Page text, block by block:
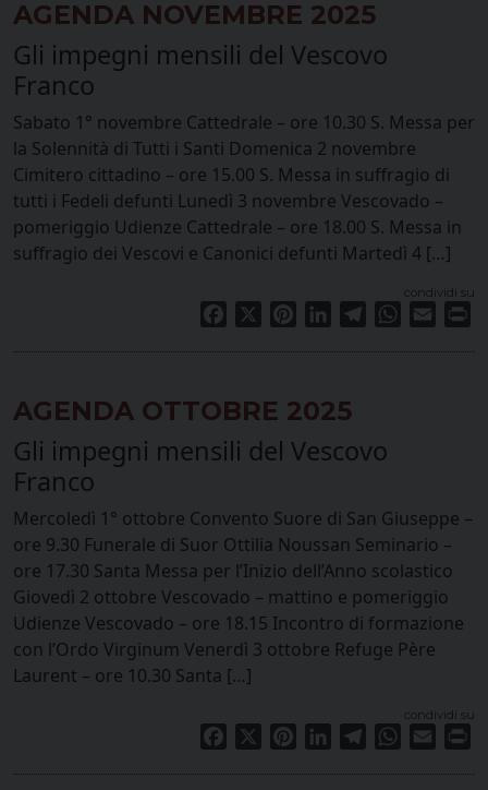
AGENDA NOVEMBRE 2025
Gli impegni mensili del Vescovo
Franco
Sabato 1° novembre Cattedrale – ore 10.30 S. Messa per
la Solennità di Tutti i Santi Domenica 2 novembre
Cimitero cittadino – ore 15.00 S. Messa in suffragio di
tutti i Fedeli defunti Lunedì 3 novembre Vescovado –
pomeriggio Udienze Cattedrale – ore 18.00 S. Messa in
suffragio dei Vescovi e Canonici defunti Martedì 4 […]
condividi su
Facebook PinterestLinkedInTelegramWhatsApp
Email
AGENDA OTTOBRE 2025
Gli impegni mensili del Vescovo
Franco
Mercoledì 1° ottobre Convento Suore di San Giuseppe –
ore 9.30 Funerale di Suor Ottilia Noussan Seminario –
ore 17.30 Santa Messa per l’Inizio dell’Anno scolastico
Giovedì 2 ottobre Vescovado – mattino e pomeriggio
Udienze Vescovado – ore 18.15 Incontro di formazione
con l’Ordo Virginum Venerdì 3 ottobre Refuge Père
Laurent – ore 10.30 Santa […]
condividi su
Facebook PinterestLinkedInTelegramWhatsApp
Email